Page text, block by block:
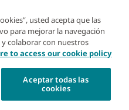
en
riesgo inmediato que
mortal para la
los Centros para el
usted acepta que las
para mejorar la navegación
colaborar con nuestros
to access our cookie policy
Aceptar todas las
cookies